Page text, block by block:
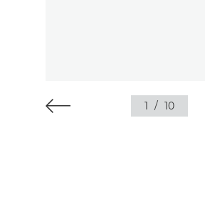
1 / 10